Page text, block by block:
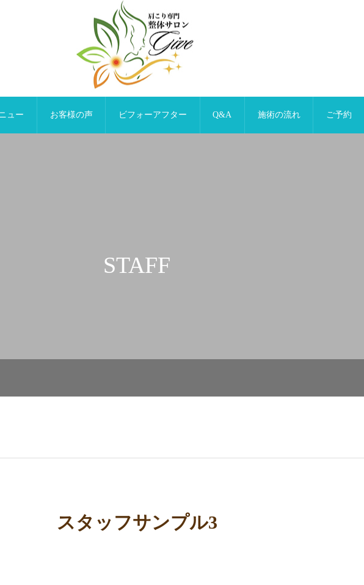
ュー お客様の声 ビフォーアフター Q&A 施術の流れ ご予約
STAFF
スタッフサンプル3